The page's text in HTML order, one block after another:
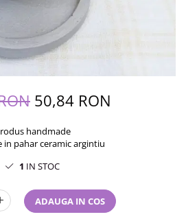
50,84 RON
handmade
in pahar ceramic argintiu
1 IN STOC
ADAUGA IN COS